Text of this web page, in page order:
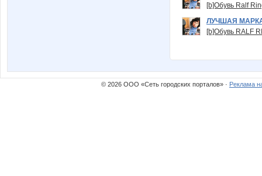
[b]Обувь Ralf
ЛУЧШАЯ
[b]Обувь RALF
© 2026 ООО «Сеть городских порталов» · Реклама